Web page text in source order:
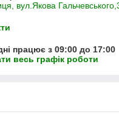
вул.Якова
працює з 09:00 до 17:00
весь графік роботи